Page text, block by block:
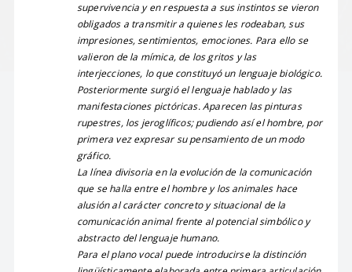
supervivencia y en respuesta a sus instintos se vieron
obligados a transmitir a quienes les rodeaban, sus
impresiones, sentimientos, emociones. Para ello se
valieron de la mímica, de los gritos y las
interjecciones, lo que constituyó un lenguaje biológico.
Posteriormente surgió el lenguaje hablado y las
manifestaciones pictóricas. Aparecen las pinturas
rupestres, los jeroglíficos; pudiendo así el hombre, por
primera vez expresar su pensamiento de un modo
gráfico.
La línea divisoria en la evolución de la comunicación
que se halla entre el hombre y los animales hace
alusión al carácter concreto y situacional de la
comunicación animal frente al potencial simbólico y
abstracto del lenguaje humano.
Para el plano vocal puede introducirse la distinción